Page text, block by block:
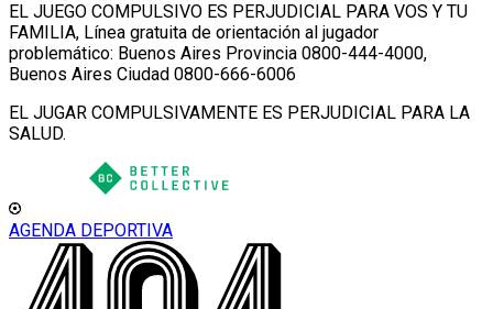
EL JUEGO COMPULSIVO ES PERJUDICIAL PARA VOS Y TU
FAMILIA, Línea gratuita de orientación al jugador
problemático: Buenos Aires Provincia 0800-444-4000,
Buenos Aires Ciudad 0800-666-6006
EL JUGAR COMPULSIVAMENTE ES PERJUDICIAL PARA LA
SALUD.
AGENDA DEPORTIVA